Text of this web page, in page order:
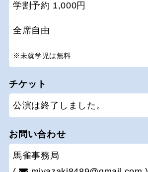
学割予約 1,000円
全席自由
※未就学児は無料
チケット
公演は終了しました。
お問い合わせ
馬雀事務局